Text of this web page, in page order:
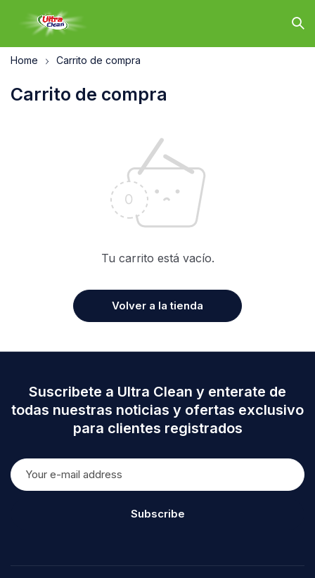
Carrito de compra
Home Carrito de compra
Tu carrito está vacío.
Volver a la tienda
Suscribete a Ultra Clean y enterate de
todas nuestras noticias y ofertas exclusivo
para clientes registrados
Subscribe